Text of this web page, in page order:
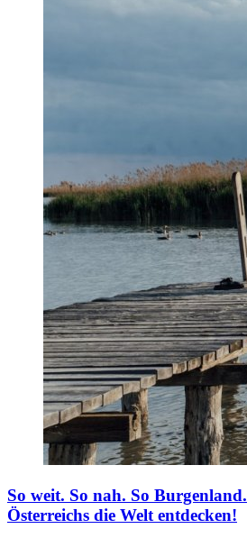
So weit. So nah. So Burgenland.
Österreichs die Welt entdecken!